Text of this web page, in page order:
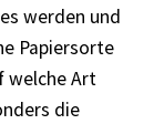
werden und
Papiersorte
welche Art
die